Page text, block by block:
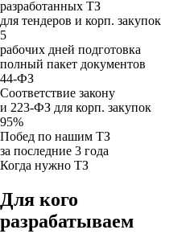
разработанных ТЗ
для тендеров и корп. закупок
5
рабочих дней подготовка
полный пакет документов
44-ФЗ
Соответствие закону
и 223-ФЗ для корп. закупок
95%
Побед по нашим ТЗ
за последние 3 года
Когда нужно ТЗ
Для кого
разрабатываем